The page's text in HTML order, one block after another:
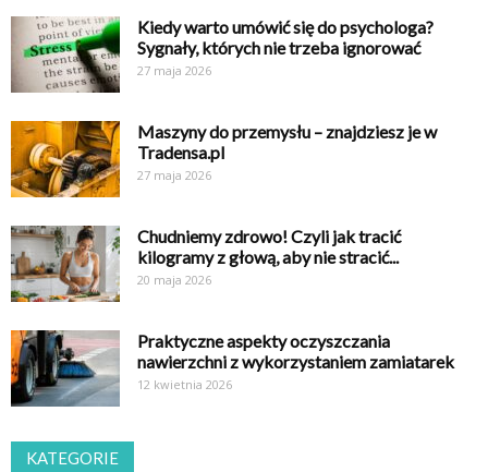
Kiedy warto umówić się do psychologa?
Sygnały, których nie trzeba ignorować
27 maja 2026
Maszyny do przemysłu – znajdziesz je w
Tradensa.pl
27 maja 2026
Chudniemy zdrowo! Czyli jak tracić
kilogramy z głową, aby nie stracić...
20 maja 2026
Praktyczne aspekty oczyszczania
nawierzchni z wykorzystaniem zamiatarek
12 kwietnia 2026
KATEGORIE